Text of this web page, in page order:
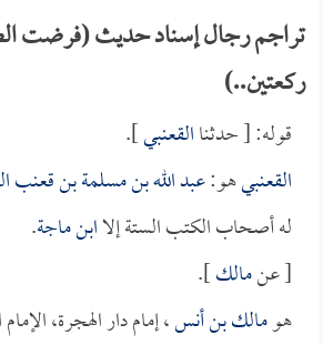
تراجم رجال إسناد حديث (فرضت
ركعتين..)
قوله: [ حدثناالقعنبي].
القعنبيهو:عبد الله بن مسلمة بن قعنب
له أصحاب الكتب الستة إلاابن ماجة.
[ عنمالك].
هومالك بن أنس، إمام دار الهجرة،